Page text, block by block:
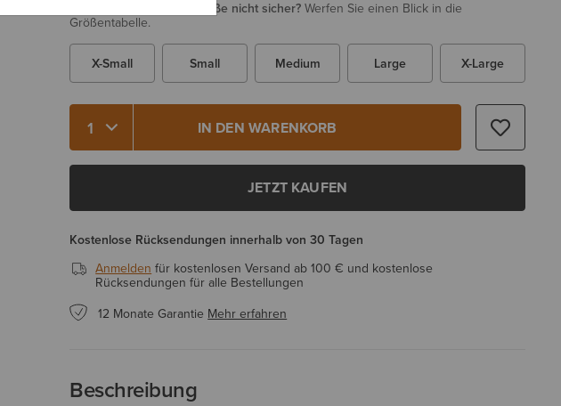
Sie sind sich bei Ihrer Größe nicht sicher?Werfen Sie einen Blick in die
Größentabelle.
X-Small Small Medium Large X-Large
Menge 1 IN DEN WARENKORB
JETZT KAUFEN
Kostenlose Rücksendungen innerhalb von 30 Tagen
Anmelden für kostenlosen Versand ab 100 € und kostenlose
Rücksendungen für alle Bestellungen
12 Monate Garantie Mehr erfahren
Beschreibung